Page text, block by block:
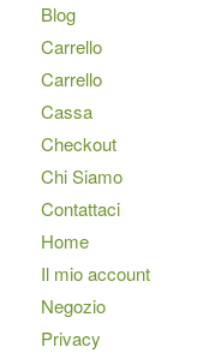
Blog
Carrello
Carrello
Cassa
Checkout
Chi Siamo
Contattaci
Home
Il mio account
Negozio
Privacy